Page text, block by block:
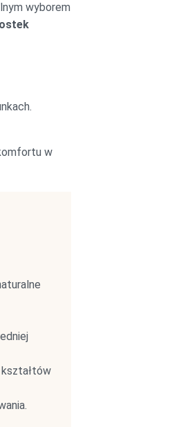
wyborem
w